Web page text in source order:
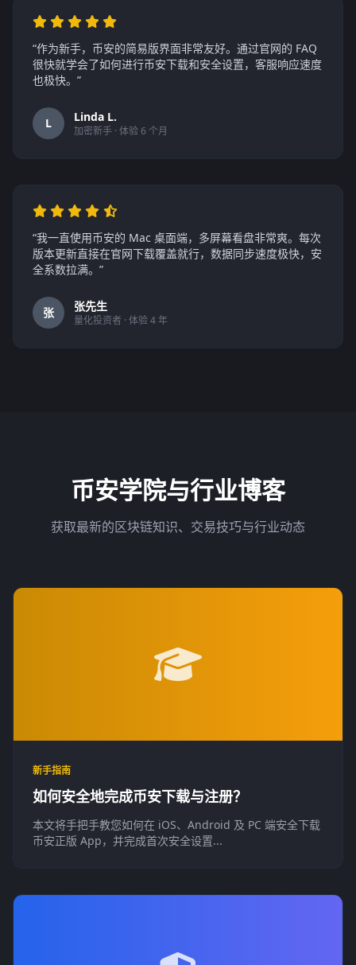
“作为新手，币安的简易版界面非常友好。通过官网的 FAQ
很快就学会了如何进行币安下载和安全设置，客服响应速度
也极快。”
L Linda L.
加密新手 · 体验 6 个月
“我一直使用币安的 Mac 桌面端，多屏幕看盘非常爽。每次
版本更新直接在官网下载覆盖就行，数据同步速度极快，安
全系数拉满。”
张 张先生
量化投资者 · 体验 4 年
币安学院与行业博客
获取最新的区块链知识、交易技巧与行业动态
新手指南
如何安全地完成币安下载与注册？
本文将手把手教您如何在 iOS、Android 及 PC 端安全下载
币安正版 App，并完成首次安全设置...